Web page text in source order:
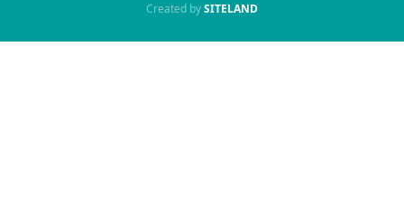
Created bySITELAND